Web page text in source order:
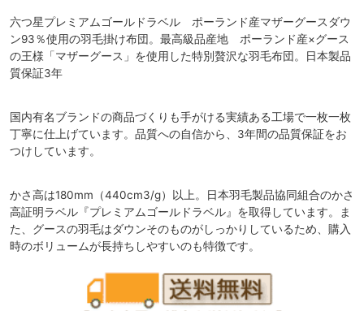
六つ星プレミアムゴールドラベル ポーランド産マザーグースダウ
ン93％使用の羽毛掛け布団。最高級品産地 ポーランド産×グース
の王様「マザーグース」を使用した特別贅沢な羽毛布団。日本製品
質保証3年
国内有名ブランドの商品づくりも手がける実績ある工場で一枚一枚
丁寧に仕上げています。品質への自信から、3年間の品質保証をお
つけしています。
かさ高は180mm（440cm3/g）以上。日本羽毛製品協同組合のかさ
高証明ラベル『プレミアムゴールドラベル』を取得しています。ま
た、グースの羽毛はダウンそのものがしっかりしているため、購入
時のボリュームが長持ちしやすいのも特徴です。